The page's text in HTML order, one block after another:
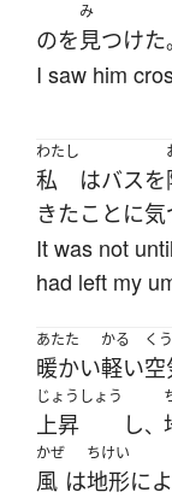
のを
み
見つけた。
I saw him
わたし
私 はバスを
きたことに気
It was not
had left my
あたた
暖かい
かる
軽い
く
空
じょうしょう
上昇 し、
かぜ
風 は
ちけい
地形に